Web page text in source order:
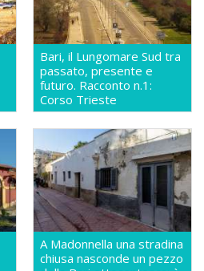
Bari, il Lungomare Sud tra
passato, presente e
futuro. Racconto n.1:
Corso Trieste
A Madonnella una stradina
chiusa nasconde un pezzo